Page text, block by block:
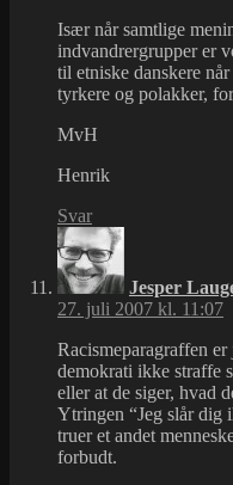
Især når samtlige
indvandrergrupper er
til etniske danskere
tyrkere og polakker,
MvH
Henrik
Svar
Jesper
27. juli 2007 kl. 11:07
Racismeparagraffen
demokrati ikke straffe
eller at de siger, hvad
Ytringen “Jeg slår dig
truer et andet
forbudt.